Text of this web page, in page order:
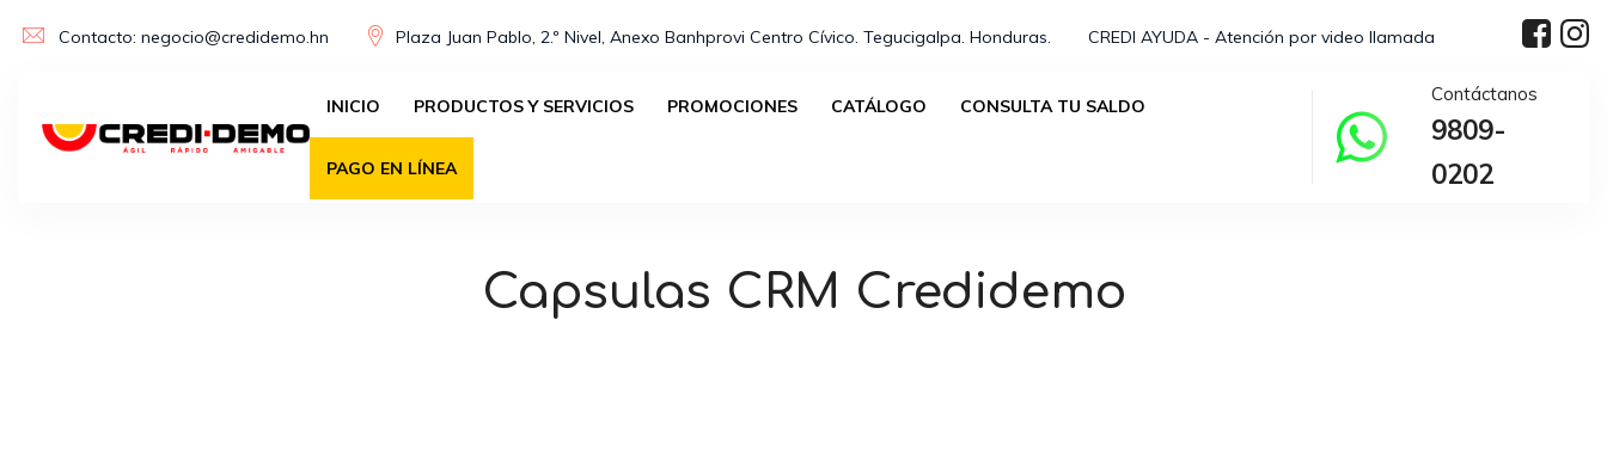
Contacto: negocio@credidemo.hn Plaza Juan Pablo, 2.º Nivel, Anexo Banhprovi Centro Cívico. Tegucigalpa. Honduras.⁣ CREDI AYUDA - Atención por video llamada
INICIO PRODUCTOS Y SERVICIOS PROMOCIONES CATÁLOGO CONSULTA TU SALDO
PAGO EN LÍNEA
Contáctanos
9809-
0202
Capsulas CRM Credidemo